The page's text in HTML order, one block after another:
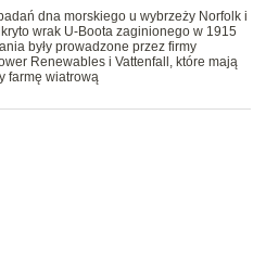
dna morskiego u wybrzeży Norfolk i
wrak U-Boota zaginionego w 1915
były prowadzone przez firmy
Renewables i Vattenfall, które mają
farmę wiatrową